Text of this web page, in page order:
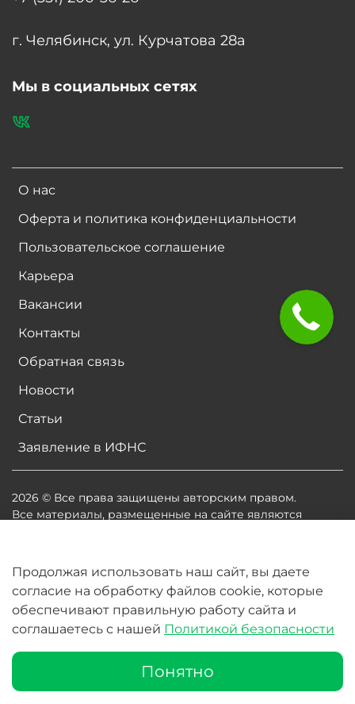
В корзину
О нас
Оферта и политика конфиденциальности
Пользовательское соглашение
Карьера
Вакансии
Контакты
Обратная связь
Новости
Статьи
Заявление в ИФНС
г. Челябинск, ул. Курчатова 28а
Мы в социальных сетях
2026 © Все права защищены авторским правом.
Все материалы, размещенные на сайте являются
владельцев сайта есть соглашение о размещении
материалов. Копирование любой информации может
повлечь за собой судебное разбирательство.
Продолжая использовать наш сайт, вы даете
согласие на обработку файлов cookie, которые
обеспечивают правильную работу сайта и
соглашаетесь с нашей Политикой безопасности
Понятно